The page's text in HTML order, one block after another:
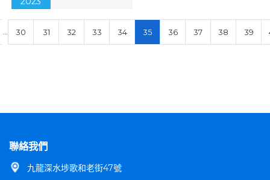
… 30 31 32 33 34 35 36 37 38 39
聯絡我們
九龍深水埗歌和老街47號